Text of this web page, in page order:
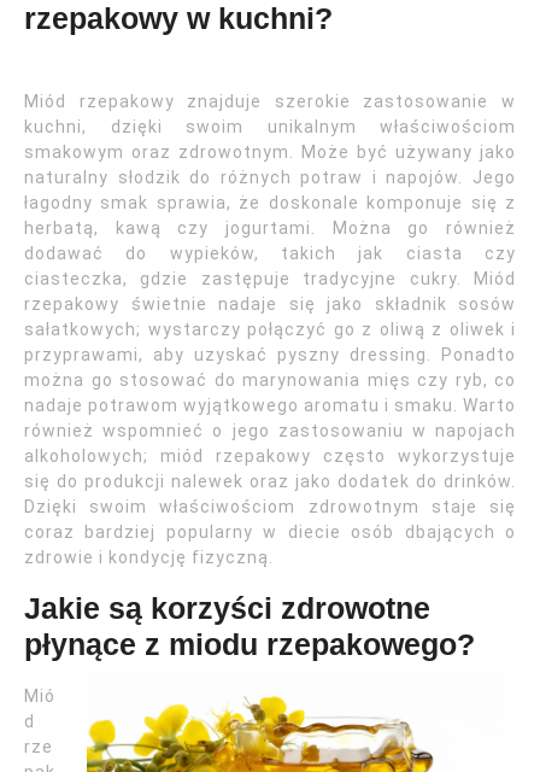
rzepakowy w kuchni?
Miód rzepakowy znajduje szerokie zastosowanie w
kuchni, dzięki swoim unikalnym właściwościom
smakowym oraz zdrowotnym. Może być używany jako
naturalny słodzik do różnych potraw i napojów. Jego
łagodny smak sprawia, że doskonale komponuje się z
herbatą, kawą czy jogurtami. Można go również
dodawać do wypieków, takich jak ciasta czy
ciasteczka, gdzie zastępuje tradycyjne cukry. Miód
rzepakowy świetnie nadaje się jako składnik sosów
sałatkowych; wystarczy połączyć go z oliwą z oliwek i
przyprawami, aby uzyskać pyszny dressing. Ponadto
można go stosować do marynowania mięs czy ryb, co
nadaje potrawom wyjątkowego aromatu i smaku. Warto
również wspomnieć o jego zastosowaniu w napojach
alkoholowych; miód rzepakowy często wykorzystuje
się do produkcji nalewek oraz jako dodatek do drinków.
Dzięki swoim właściwościom zdrowotnym staje się
coraz bardziej popularny w diecie osób dbających o
zdrowie i kondycję fizyczną.
Jakie są korzyści zdrowotne
płynące z miodu rzepakowego?
Mió
d
rze